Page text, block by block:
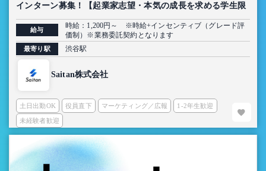
インターン募集！【起業家志望・本気の成長を求める学生限
定】
給与
時給：1,200円～ ※時給+インセンティブ（グレード評
価制）※業務委託契約となります
最寄り駅 渋谷駅
Saitan株式会社
土日出勤OK 役員直下 マーケティング／広報 1-2年生歓迎
未経験者歓迎